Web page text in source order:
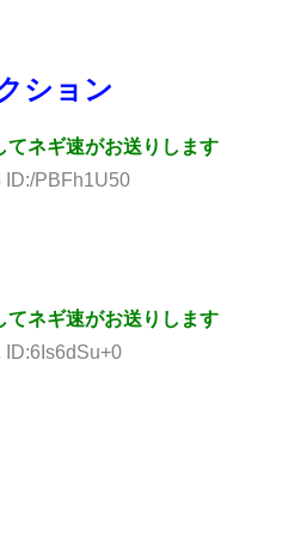
ション
てネギ速がお送りします
ID:/PBFh1U50
てネギ速がお送りします
ID:6Is6dSu+0